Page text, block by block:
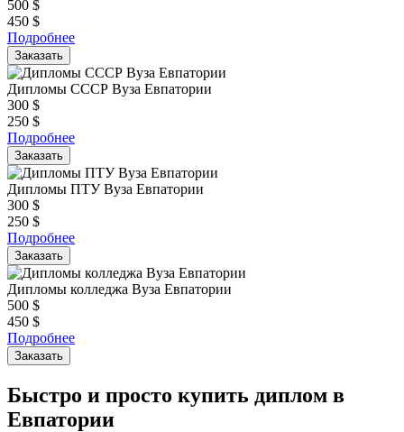
500 $
450 $
Подробнее
Заказать
Дипломы СССР Вуза Евпатории
300 $
250 $
Подробнее
Заказать
Дипломы ПТУ Вуза Евпатории
300 $
250 $
Подробнее
Заказать
Дипломы колледжа Вуза Евпатории
500 $
450 $
Подробнее
Заказать
Быстро и просто купить диплом в
Евпатории